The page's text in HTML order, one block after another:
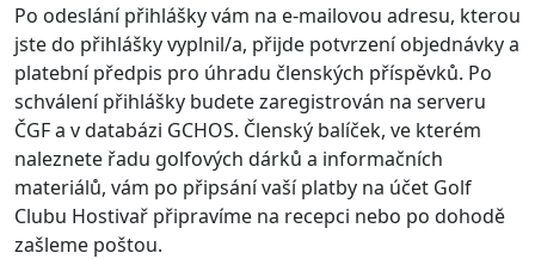
Po odeslání přihlášky vám na e-mailovou adresu, kterou
jste do přihlášky vyplnil/a, přijde potvrzení objednávky a
platební předpis pro úhradu členských příspěvků. Po
schválení přihlášky budete zaregistrován na serveru
ČGF a v databázi GCHOS. Členský balíček, ve kterém
naleznete řadu golfových dárků a informačních
materiálů, vám po připsání vaší platby na účet Golf
Clubu Hostivař připravíme na recepci nebo po dohodě
zašleme poštou.